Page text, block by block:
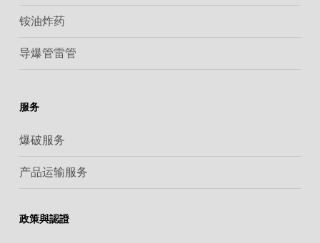
铵油炸药
导爆管雷管
服务
爆破服务
产品运输服务
政策與認證